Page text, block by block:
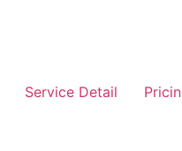
Service Detail